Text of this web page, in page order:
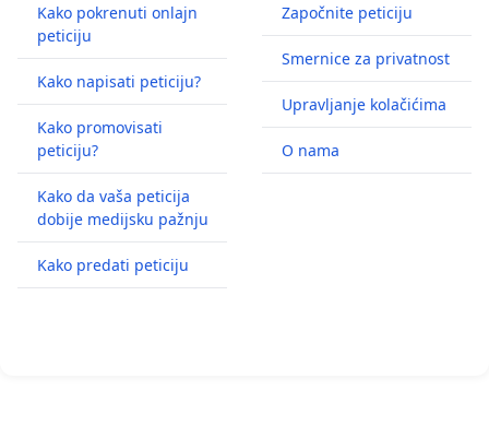
Kako pokrenuti onlajn
peticiju
Kako napisati peticiju?
Kako promovisati
peticiju?
Kako da vaša peticija
dobije medijsku pažnju
Kako predati peticiju
Započnite peticiju
Smernice za privatnost
Upravljanje kolačićima
O nama